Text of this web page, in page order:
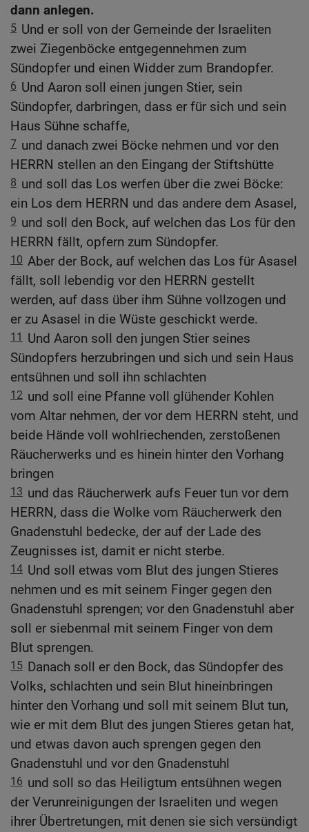
dann anlegen.
5 Und er soll von der Gemeinde der Israeliten
zwei Ziegenböcke entgegennehmen zum
Sündopfer und einen Widder zum Brandopfer.
6 Und Aaron soll einen jungen Stier, sein
Sündopfer, darbringen, dass er für sich und sein
Haus Sühne schaffe,
7 und danach zwei Böcke nehmen und vor den
HERRN stellen an den Eingang der Stiftshütte
8 und soll das Los werfen über die zwei Böcke:
ein Los dem HERRN und das andere dem Asasel,
9 und soll den Bock, auf welchen das Los für den
HERRN fällt, opfern zum Sündopfer.
10 Aber der Bock, auf welchen das Los für Asasel
fällt, soll lebendig vor den HERRN gestellt
werden, auf dass über ihm Sühne vollzogen und
er zu Asasel in die Wüste geschickt werde.
11
Und Aaron soll den jungen Stier seines
Sündopfers herzubringen und sich und sein Haus
entsühnen und soll ihn schlachten
12 und soll eine Pfanne voll glühender Kohlen
vom Altar nehmen, der vor dem HERRN steht, und
beide Hände voll wohlriechenden, zerstoßenen
Räucherwerks und es hinein hinter den Vorhang
bringen
13 und das Räucherwerk aufs Feuer tun vor dem
HERRN, dass die Wolke vom Räucherwerk den
Gnadenstuhl bedecke, der auf der Lade des
Zeugnisses ist, damit er nicht sterbe.
14 Und soll etwas vom Blut des jungen Stieres
nehmen und es mit seinem Finger gegen den
Gnadenstuhl sprengen; vor den Gnadenstuhl aber
soll er siebenmal mit seinem Finger von dem
Blut sprengen.
15 Danach soll er den Bock, das Sündopfer des
Volks, schlachten und sein Blut hineinbringen
hinter den Vorhang und soll mit seinem Blut tun,
wie er mit dem Blut des jungen Stieres getan hat,
und etwas davon auch sprengen gegen den
Gnadenstuhl und vor den Gnadenstuhl
16 und soll so das Heiligtum entsühnen wegen
der Verunreinigungen der Israeliten und wegen
ihrer Übertretungen, mit denen sie sich versündigt